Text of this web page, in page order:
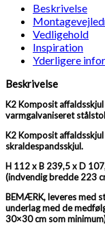
Beskrivelse
Vedligehold
Inspiration
Yderligere
Beskrivelse
K2 Komposit
varmgalvaniseret
K2 Komposit
skraldespandsskjul.
H 112 x B 239,5 x D
(indvendig bredde 223
BEMÆRK, leveres med
underlag med de
30×30 cm som